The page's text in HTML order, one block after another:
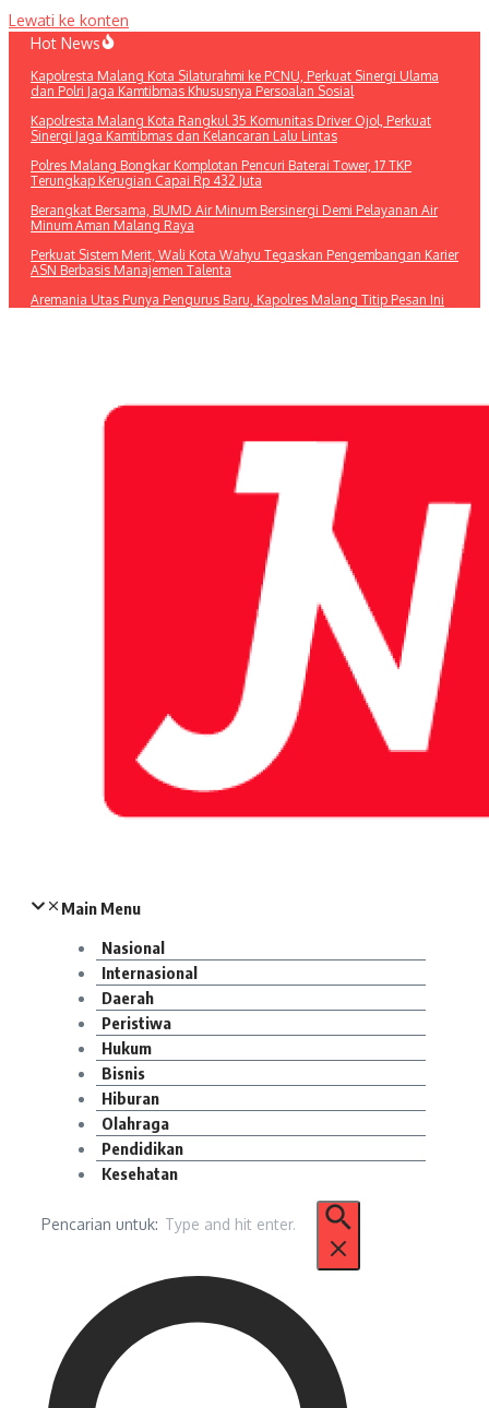
Lewati ke konten
Hot News
Kapolresta Malang Kota Silaturahmi ke PCNU, Perkuat Sinergi Ulama
dan Polri Jaga Kamtibmas Khususnya Persoalan Sosial
Kapolresta Malang Kota Rangkul 35 Komunitas Driver Ojol, Perkuat
Sinergi Jaga Kamtibmas dan Kelancaran Lalu Lintas
Polres Malang Bongkar Komplotan Pencuri Baterai Tower, 17 TKP
Terungkap Kerugian Capai Rp 432 Juta
Berangkat Bersama, BUMD Air Minum Bersinergi Demi Pelayanan Air
Minum Aman Malang Raya
Perkuat Sistem Merit, Wali Kota Wahyu Tegaskan Pengembangan Karier
ASN Berbasis Manajemen Talenta
Aremania Utas Punya Pengurus Baru, Kapolres Malang Titip Pesan Ini
Main Menu
Nasional
Internasional
Daerah
Peristiwa
Hukum
Bisnis
Hiburan
Olahraga
Pendidikan
Kesehatan
Pencarian untuk: